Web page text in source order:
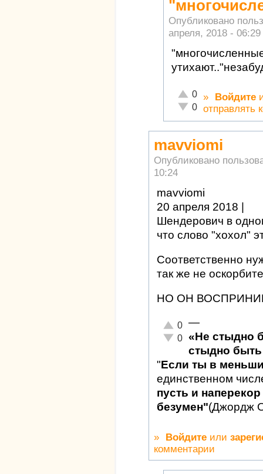
Опубликовано
апреля, 2018 - 06:29
Отлично!
0
Неадекватно!
0
» Войдите
отправлять
mavviomi
Опубликовано
10:24
mavviomi
20 апреля 2018 |
Шендерович в
что слово "хохол"
Соответственно
так же не
НО ОН
Отлично!
0
Неадекватно!
0
—
«Не стыдно
стыдно быть
"Если ты в
единственном
пусть и
безумен"(Джордж
» Войдите или
комментарии